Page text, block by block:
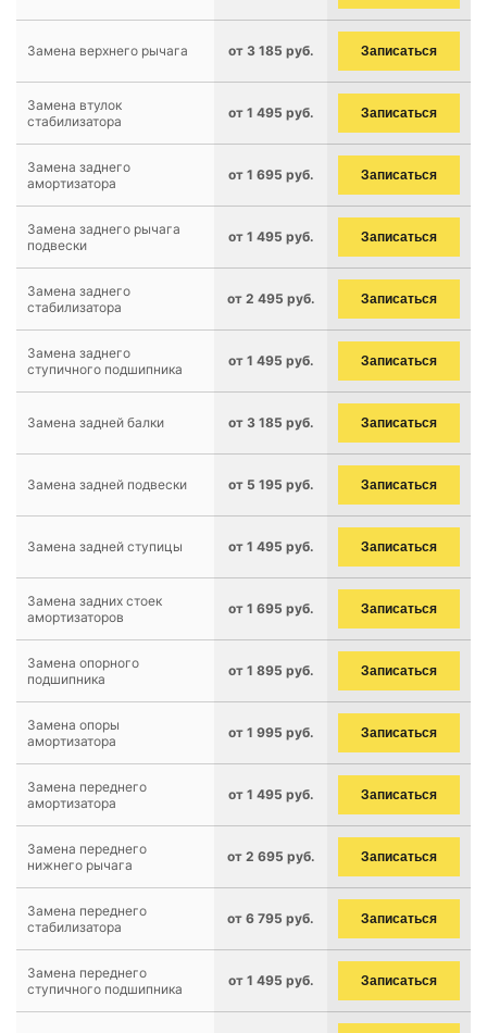
Замена верхнего рычага от 3 185 руб. Записаться
Замена втулок
стабилизатора
от 1 495 руб. Записаться
Замена заднего
амортизатора
от 1 695 руб. Записаться
Замена заднего рычага
подвески
от 1 495 руб. Записаться
Замена заднего
стабилизатора
от 2 495 руб. Записаться
Замена заднего
ступичного подшипника
от 1 495 руб. Записаться
Замена задней балки от 3 185 руб. Записаться
Замена задней подвески от 5 195 руб. Записаться
Замена задней ступицы от 1 495 руб. Записаться
Замена задних стоек
амортизаторов
от 1 695 руб. Записаться
Замена опорного
подшипника
от 1 895 руб. Записаться
Замена опоры
амортизатора
от 1 995 руб. Записаться
Замена переднего
амортизатора
от 1 495 руб. Записаться
Замена переднего
нижнего рычага
от 2 695 руб. Записаться
Замена переднего
стабилизатора
от 6 795 руб. Записаться
Замена переднего
ступичного подшипника
от 1 495 руб. Записаться